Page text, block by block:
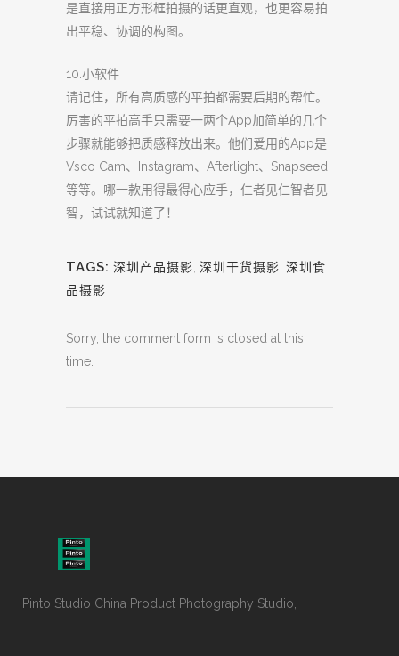
是直接用正方形框拍摄的话更直观，也更容易拍
出平稳、协调的构图。
10.小软件
请记住，所有高质感的平拍都需要后期的帮忙。
厉害的平拍高手只需要一两个App加简单的几个
步骤就能够把质感释放出来。他们爱用的App是
Vsco Cam、Instagram、Afterlight、Snapseed
等等。哪一款用得最得心应手，仁者见仁智者见
智，试试就知道了！
TAGS: 深圳产品摄影 深圳干货摄影 深圳食
品摄影
Sorry, the comment form is closed at this
time.
Pinto Studio China Product Photography Studio,